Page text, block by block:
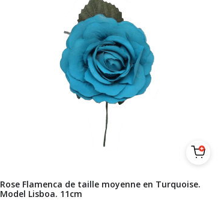
Rose Flamenca de taille moyenne en Turquoise.
Model Lisboa. 11cm